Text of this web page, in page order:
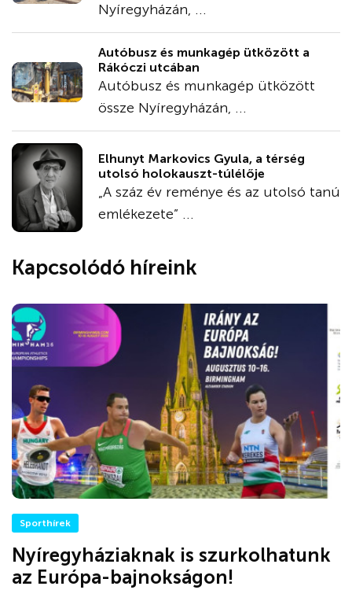
Nyíregyházán, ...
Autóbusz és munkagép ütközött a
Rákóczi utcában
Autóbusz és munkagép ütközött
össze Nyíregyházán, ...
Elhunyt Markovics Gyula, a térség
utolsó holokauszt-túlélője
„A száz év reménye és az utolsó tanú
emlékezete” ...
Kapcsolódó híreink
Sporthírek
Nyíregyháziaknak is szurkolhatunk
az Európa-bajnokságon!